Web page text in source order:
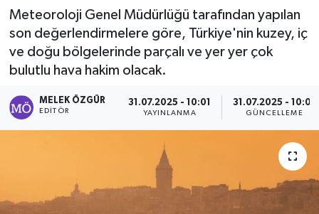
Meteoroloji Genel Müdürlüğü tarafından yapılan
son değerlendirmelere göre, Türkiye'nin kuzey, iç
ve doğu bölgelerinde parçalı ve yer yer çok
bulutlu hava hakim olacak.
MELEK ÖZGÜR
EDITÖR
31.07.2025 - 10:01
YAYINLANMA
31.07.2025 - 10:01
GÜNCELLEME
Politika
Sağlık
Haber Arşivi